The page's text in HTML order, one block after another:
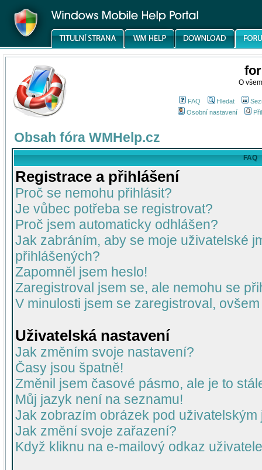
O
FAQ Hledat
Osobní nastavení
Obsah fóra WMHelp.cz
FAQ
Registrace a přihlášení
Proč se nemohu přihlásit?
Je vůbec potřeba se registrovat?
Proč jsem automaticky odhlášen?
Jak zabráním, aby se moje uživatelské
přihlášených?
Zapomněl jsem heslo!
Zaregistroval jsem se, ale nemohu se
V minulosti jsem se zaregistroval,
Uživatelská nastavení
Jak změním svoje nastavení?
Časy jsou špatně!
Změnil jsem časové pásmo, ale je to
Můj jazyk není na seznamu!
Jak zobrazím obrázek pod uživatelským
Jak změní svoje zařazení?
Když kliknu na e-mailový odkaz